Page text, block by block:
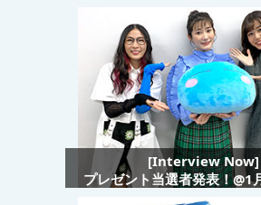
[Interview Now]
プレゼント当選者発表！@1